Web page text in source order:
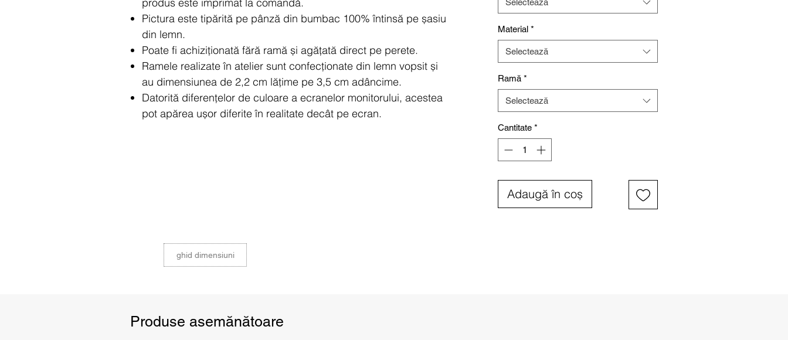
produs este imprimat la comandă.
Pictura este tipărită pe pânză din bumbac 100% întinsă pe șasiu
din lemn.
Poate fi achiziționată fără ramă și agățată direct pe perete.
Ramele realizate în atelier sunt confecționate din lemn vopsit și
au dimensiunea de 2,2 cm lățime pe 3,5 cm adâncime.
Datorită diferențelor de culoare a ecranelor monitorului, acestea
pot apărea ușor diferite în realitate decât pe ecran.
Selectează
Material *
Selectează
Ramă *
Selectează
Cantitate *
Adaugă în coș
ghid dimensiuni
Produse asemănătoare